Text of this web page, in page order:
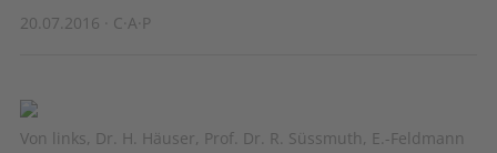
20.07.2016 · C·A·P
Von links, Dr. H. Häuser, Prof. Dr. R. Süssmuth, E.-Feldmann